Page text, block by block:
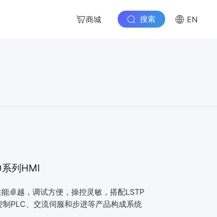
商城 搜索 EN
列HMI
卓越，调试方便，操控灵敏，搭配LSTP
PLC、交流伺服和步进等产品构成系统